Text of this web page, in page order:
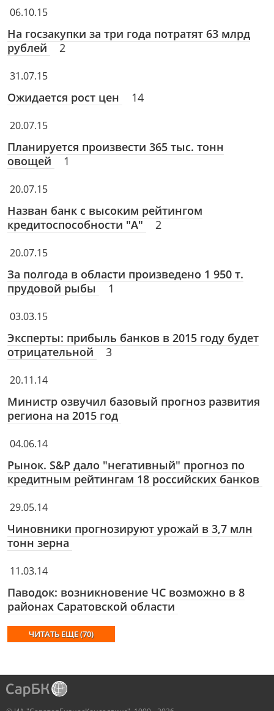
06.10.15
На госзакупки за три года потратят 63 млрд
рублей
2
31.07.15
Ожидается рост цен 14
20.07.15
Планируется произвести 365 тыс. тонн
овощей
1
20.07.15
Назван банк с высоким рейтингом
кредитоспособности "А"
2
20.07.15
За полгода в области произведено 1 950 т.
прудовой рыбы
1
03.03.15
Эксперты: прибыль банков в 2015 году будет
отрицательной
3
20.11.14
Министр озвучил базовый прогноз развития
региона на 2015 год
04.06.14
Рынок. S&P дало "негативный" прогноз по
кредитным рейтингам 18 российских банков
29.05.14
Чиновники прогнозируют урожай в 3,7 млн
тонн зерна
11.03.14
Паводок: возникновение ЧС возможно в 8
районах Саратовской области
ЧИТАТЬ ЕЩЕ (70)